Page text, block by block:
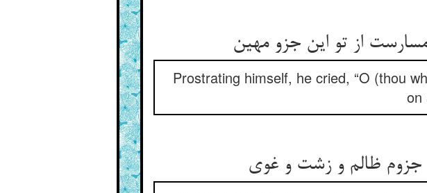
Prostrating himself, he cried, “O (thou
on